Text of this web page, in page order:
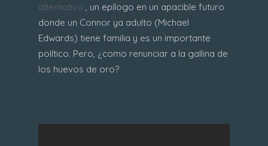
alternativo , un epílogo en un apacible futuro
donde un Connor ya adulto (Michael
Edwards) tiene familia y es un importante
político. Pero, ¿como renunciar a la gallina de
los huevos de oro?